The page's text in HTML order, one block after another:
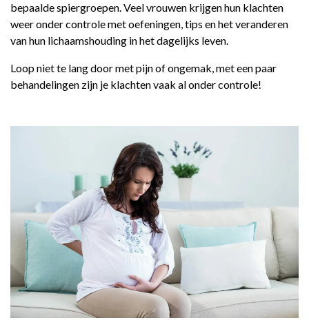
bepaalde spiergroepen. Veel vrouwen krijgen hun klachten
weer onder controle met oefeningen, tips en het veranderen
van hun lichaamshouding in het dagelijks leven.
Loop niet te lang door met pijn of ongemak, met een paar
behandelingen zijn je klachten vaak al onder controle!